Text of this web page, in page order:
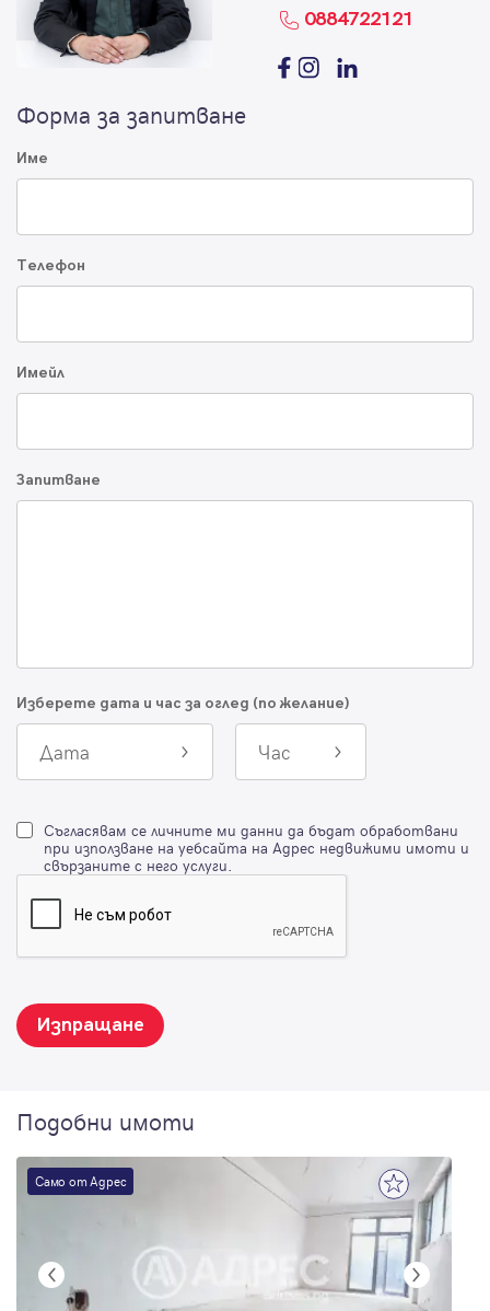
0884722121
Форма за запитване
Име
Телефон
Имейл
Запитване
Изберете дата и час за оглед (по желание)
Дата Час
Съгласявам се личните ми данни да бъдат обработвани
при използване на уебсайта на Адрес недвижими имоти и
свързаните с него услуги.
Изпращане
Подобни имоти
Само от Адрес